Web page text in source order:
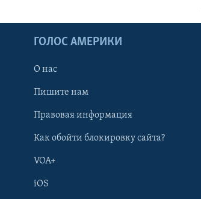
ГОЛОС АМЕРИКИ
О нас
Пишите нам
Правовая информация
Как обойти блокировку сайта?
VOA+
iOS